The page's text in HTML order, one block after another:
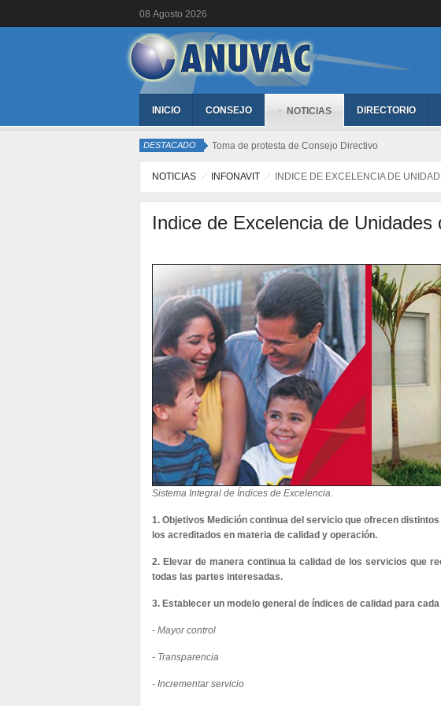
08 Agosto 2026
INICIO CONSEJO NOTICIAS DIRECTORIO
DESTACADO Toma de protesta de Consejo Directivo
NOTICIAS INFONAVIT INDICE DE EXCELENCIA DE
Indice de Excelencia de Unidades
Sistema Integral de Índices de Excelencia.
1. Objetivos Medición continua del servicio que ofrecen
los acreditados en materia de calidad y operación.
2. Elevar de manera continua la calidad de los servicios que
todas las partes interesadas.
3. Establecer un modelo general de índices de calidad para
- Mayor control
- Transparencia
- Incrementar servicio